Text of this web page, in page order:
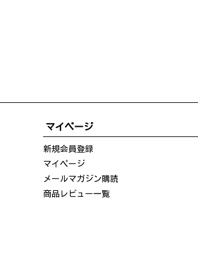
マイページ
新規会員登録
マイページ
メールマガジン購読
商品レビュー一覧